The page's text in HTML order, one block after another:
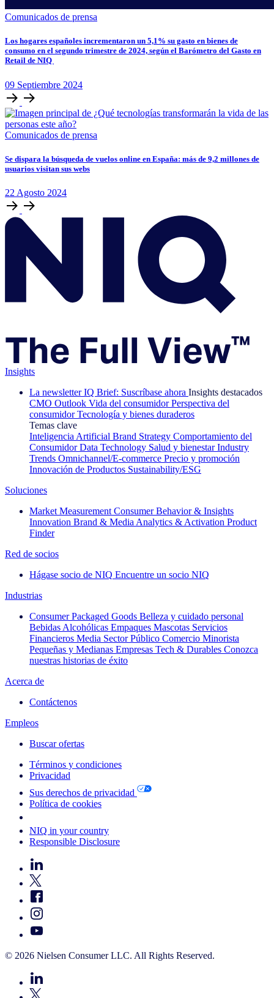
Comunicados de prensa
Los hogares españoles incrementaron un 5,1% su gasto en bienes de
consumo en el segundo trimestre de 2024, según el Barómetro del Gasto en
Retail de NIQ
09 Septiembre 2024
Comunicados de prensa
Se dispara la búsqueda de vuelos online en España: más de 9,2 millones de
usuarios visitan sus webs
22 Agosto 2024
Insights
La newsletter IQ Brief: Suscríbase ahora Insights destacados
CMO Outlook Vida del consumidor Perspectiva del
consumidor Tecnología y bienes duraderos
Temas clave
Inteligencia Artificial Brand Strategy Comportamiento del
Consumidor Data Technology Salud y bienestar Industry
Trends Omnichannel/E-commerce Precio y promoción
Innovación de Productos Sustainability/ESG
Soluciones
Market Measurement Consumer Behavior & Insights
Innovation Brand & Media Analytics & Activation Product
Finder
Red de socios
Hágase socio de NIQ Encuentre un socio NIQ
Industrias
Consumer Packaged Goods Belleza y cuidado personal
Bebidas Alcohólicas Empaques Mascotas Servicios
Financieros Media Sector Público Comercio Minorista
Pequeñas y Medianas Empresas Tech & Durables Conozca
nuestras historias de éxito
Acerca de
Contáctenos
Empleos
Buscar ofertas
Términos y condiciones
Privacidad
Sus derechos de privacidad
Política de cookies
NIQ in your country
Responsible Disclosure
© 2026 Nielsen Consumer LLC. All Rights Reserved.